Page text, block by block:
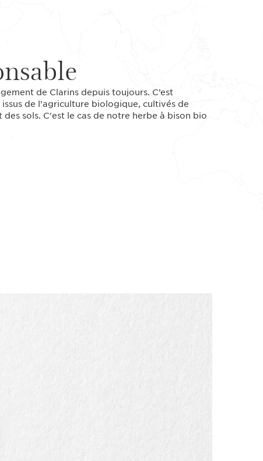
de Clarins depuis toujours. C’est
de l’agriculture biologique, cultivés de
sols. C'est le cas de notre herbe à bison bio